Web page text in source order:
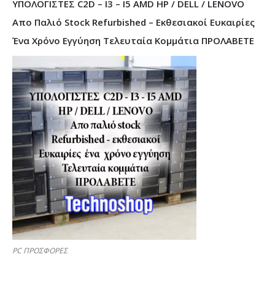
ΥΠΟΛΟΓΙΣΤΕΣ C2D – I3 – I5 AMD HP / DELL / LENOVO
Απο Παλιό Stock Refurbished – Εκθεσιακοί Ευκαιρίες
Ένα Χρόνο Εγγύηση Τελευταία Κομμάτια ΠΡΟΛΑΒΕΤΕ
PC ΠΡΟΣΦΟΡΕΣ